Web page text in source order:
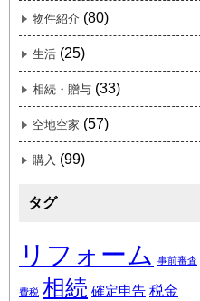
物件紹介 (80)
生活 (25)
相続・贈与 (33)
空地空家 (57)
購入 (99)
タグ
リフォーム 事前審査
費税 相続 確定申告 税金